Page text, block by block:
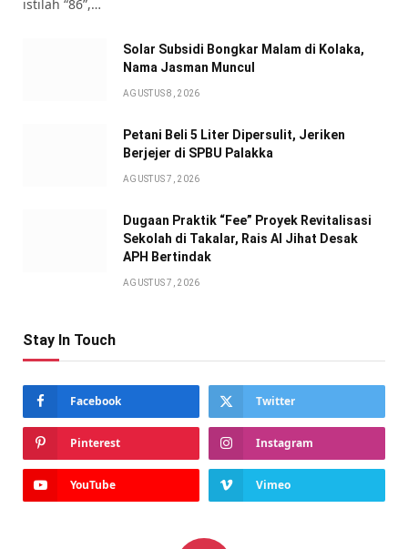
istilah “86”,…
Solar Subsidi Bongkar Malam di Kolaka,
Nama Jasman Muncul
AGUSTUS 8, 2026
Petani Beli 5 Liter Dipersulit, Jeriken
Berjejer di SPBU Palakka
AGUSTUS 7, 2026
Dugaan Praktik “Fee” Proyek Revitalisasi
Sekolah di Takalar, Rais Al Jihat Desak
APH Bertindak
AGUSTUS 7, 2026
Stay In Touch
Facebook Twitter
Pinterest Instagram
YouTube Vimeo